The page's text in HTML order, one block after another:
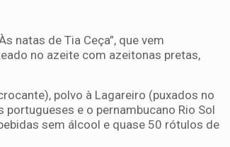
natas de Tia Ceça”, que vem
no azeite com azeitonas pretas,
polvo à Lagareiro (puxados no
e o pernambucano Rio Sol
sem álcool e quase 50 rótulos de